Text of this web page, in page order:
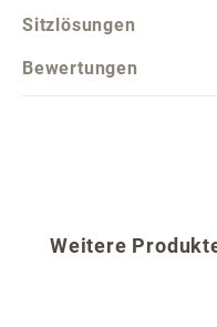
Sitzlösungen
Bewertungen
Produktgalerie
Weitere